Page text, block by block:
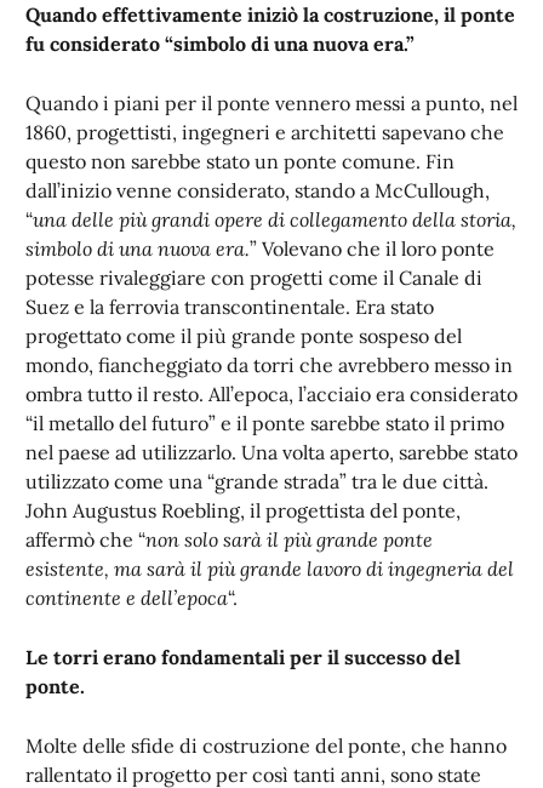
Quando effettivamente iniziò la costruzione, il ponte
fu considerato “simbolo di una nuova era.”
Quando i piani per il ponte vennero messi a punto, nel
1860, progettisti, ingegneri e architetti sapevano che
questo non sarebbe stato un ponte comune. Fin
dall’inizio venne considerato, stando a McCullough,
“una delle più grandi opere di collegamento della storia,
simbolo di una nuova era.” Volevano che il loro ponte
potesse rivaleggiare con progetti come il Canale di
Suez e la ferrovia transcontinentale. Era stato
progettato come il più grande ponte sospeso del
mondo, fiancheggiato da torri che avrebbero messo in
ombra tutto il resto. All’epoca, l’acciaio era considerato
“il metallo del futuro” e il ponte sarebbe stato il primo
nel paese ad utilizzarlo. Una volta aperto, sarebbe stato
utilizzato come una “grande strada” tra le due città.
John Augustus Roebling, il progettista del ponte,
affermò che “non solo sarà il più grande ponte
esistente, ma sarà il più grande lavoro di ingegneria del
continente e dell’epoca“.
Le torri erano fondamentali per il successo del
ponte.
Molte delle sfide di costruzione del ponte, che hanno
rallentato il progetto per così tanti anni, sono state